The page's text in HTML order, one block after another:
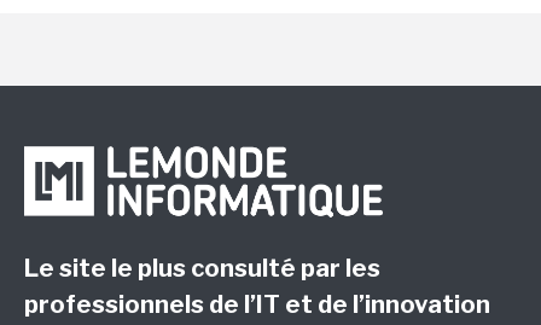
Le site le plus consulté par les
professionnels de l’IT et de l’innovation